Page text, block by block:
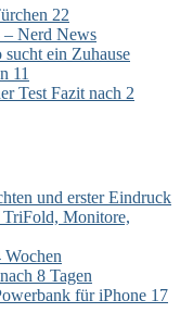
22
– Nerd News
ein Zuhause
11
Test Fazit nach 2
und erster Eindruck
Monitore,
Wochen
8 Tagen
für iPhone 17